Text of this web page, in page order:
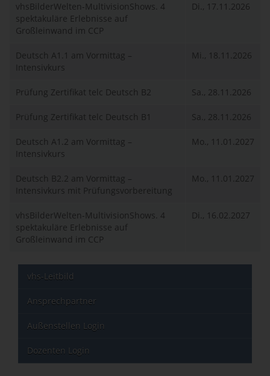
vhsBilderWelten-MultivisionShows. 4
spektakuläre Erlebnisse auf
Großleinwand im CCP
Di., 17.11.2026
Deutsch A1.1 am Vormittag –
Intensivkurs
Mi., 18.11.2026
Prüfung Zertifikat telc Deutsch B2 Sa., 28.11.2026
Prüfung Zertifikat telc Deutsch B1 Sa., 28.11.2026
Deutsch A1.2 am Vormittag –
Intensivkurs
Mo., 11.01.2027
Deutsch B2.2 am Vormittag –
Intensivkurs mit Prüfungsvorbereitung
Mo., 11.01.2027
vhsBilderWelten-MultivisionShows. 4
spektakuläre Erlebnisse auf
Großleinwand im CCP
Di., 16.02.2027
vhs-Leitbild
Ansprechpartner
Außenstellen Login
Dozenten Login